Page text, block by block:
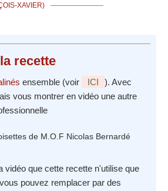
XAVIER)
recette
ensemble (voir ICI
). Avec
vous montrer en vidéo une autre
vidéo que cette recette n'utilise que
pouvez remplacer par des